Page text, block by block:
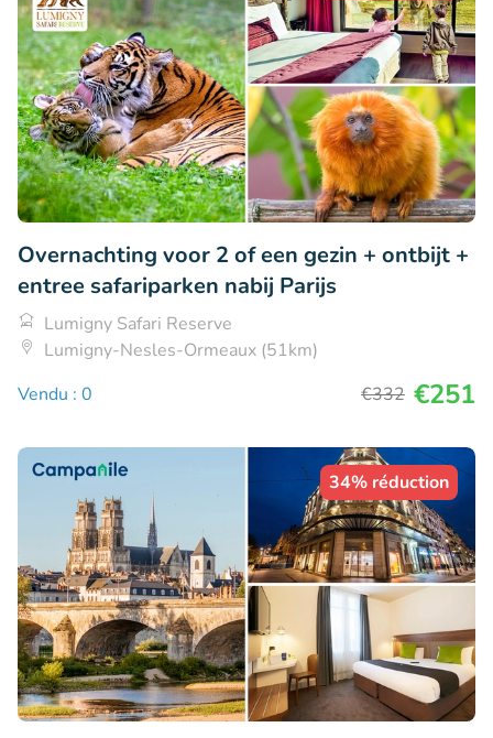
Overnachting voor 2 of een gezin + ontbijt +
entree safariparken nabij Parijs
Lumigny Safari Reserve
Lumigny-Nesles-Ormeaux (51km)
Vendu : 0
€332 €251
34% réduction